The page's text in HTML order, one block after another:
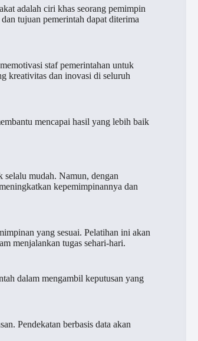
adalah ciri khas seorang pemimpin
tujuan pemerintah dapat diterima
staf pemerintahan untuk
kreativitas dan inovasi di seluruh
mencapai hasil yang lebih baik
mudah. Namun, dengan
kepemimpinannya dan
yang sesuai. Pelatihan ini akan
menjalankan tugas sehari-hari.
dalam mengambil keputusan yang
Pendekatan berbasis data akan